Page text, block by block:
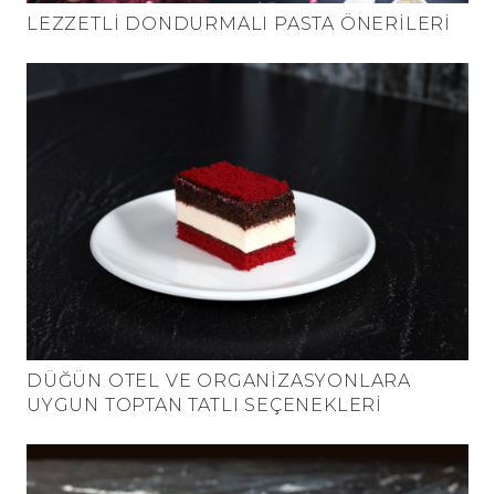
LEZZETLI DONDURMALI PASTA ÖNERILERI
DÜĞÜN OTEL VE ORGANIZASYONLARA
UYGUN TOPTAN TATLI SEÇENEKLERI